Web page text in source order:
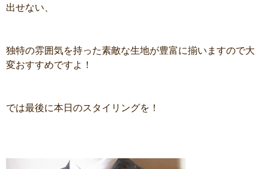
出せない、
独特の雰囲気を持った素敵な生地が豊富に揃いますので大
変おすすめですよ！
では最後に本日のスタイリングを！